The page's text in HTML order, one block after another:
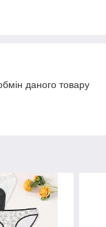
даного товару